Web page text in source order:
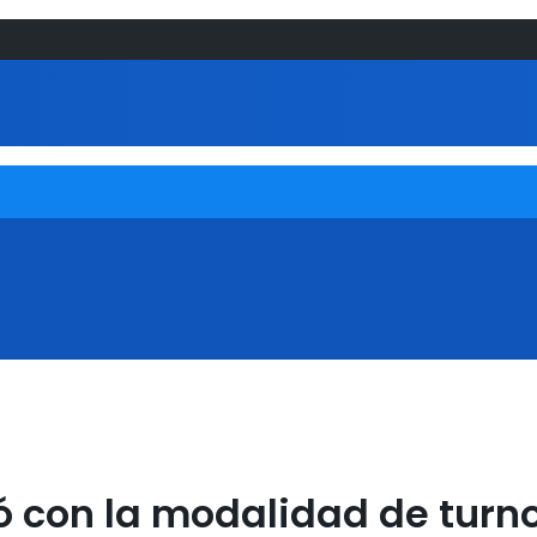
con la modalidad de